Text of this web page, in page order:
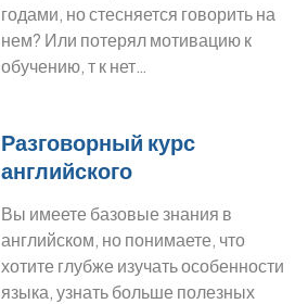
годами, но стесняется говорить на
нем? Или потерял мотивацию к
обучению, т к нет…
Разговорный курс
английского
Вы имеете базовые знания в
английском, но понимаете, что
хотите глубже изучать особенности
языка, узнать больше полезных